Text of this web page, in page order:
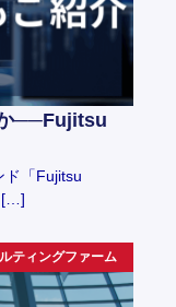
──Fujitsu
ド「Fujitsu
[…]
ティングファーム